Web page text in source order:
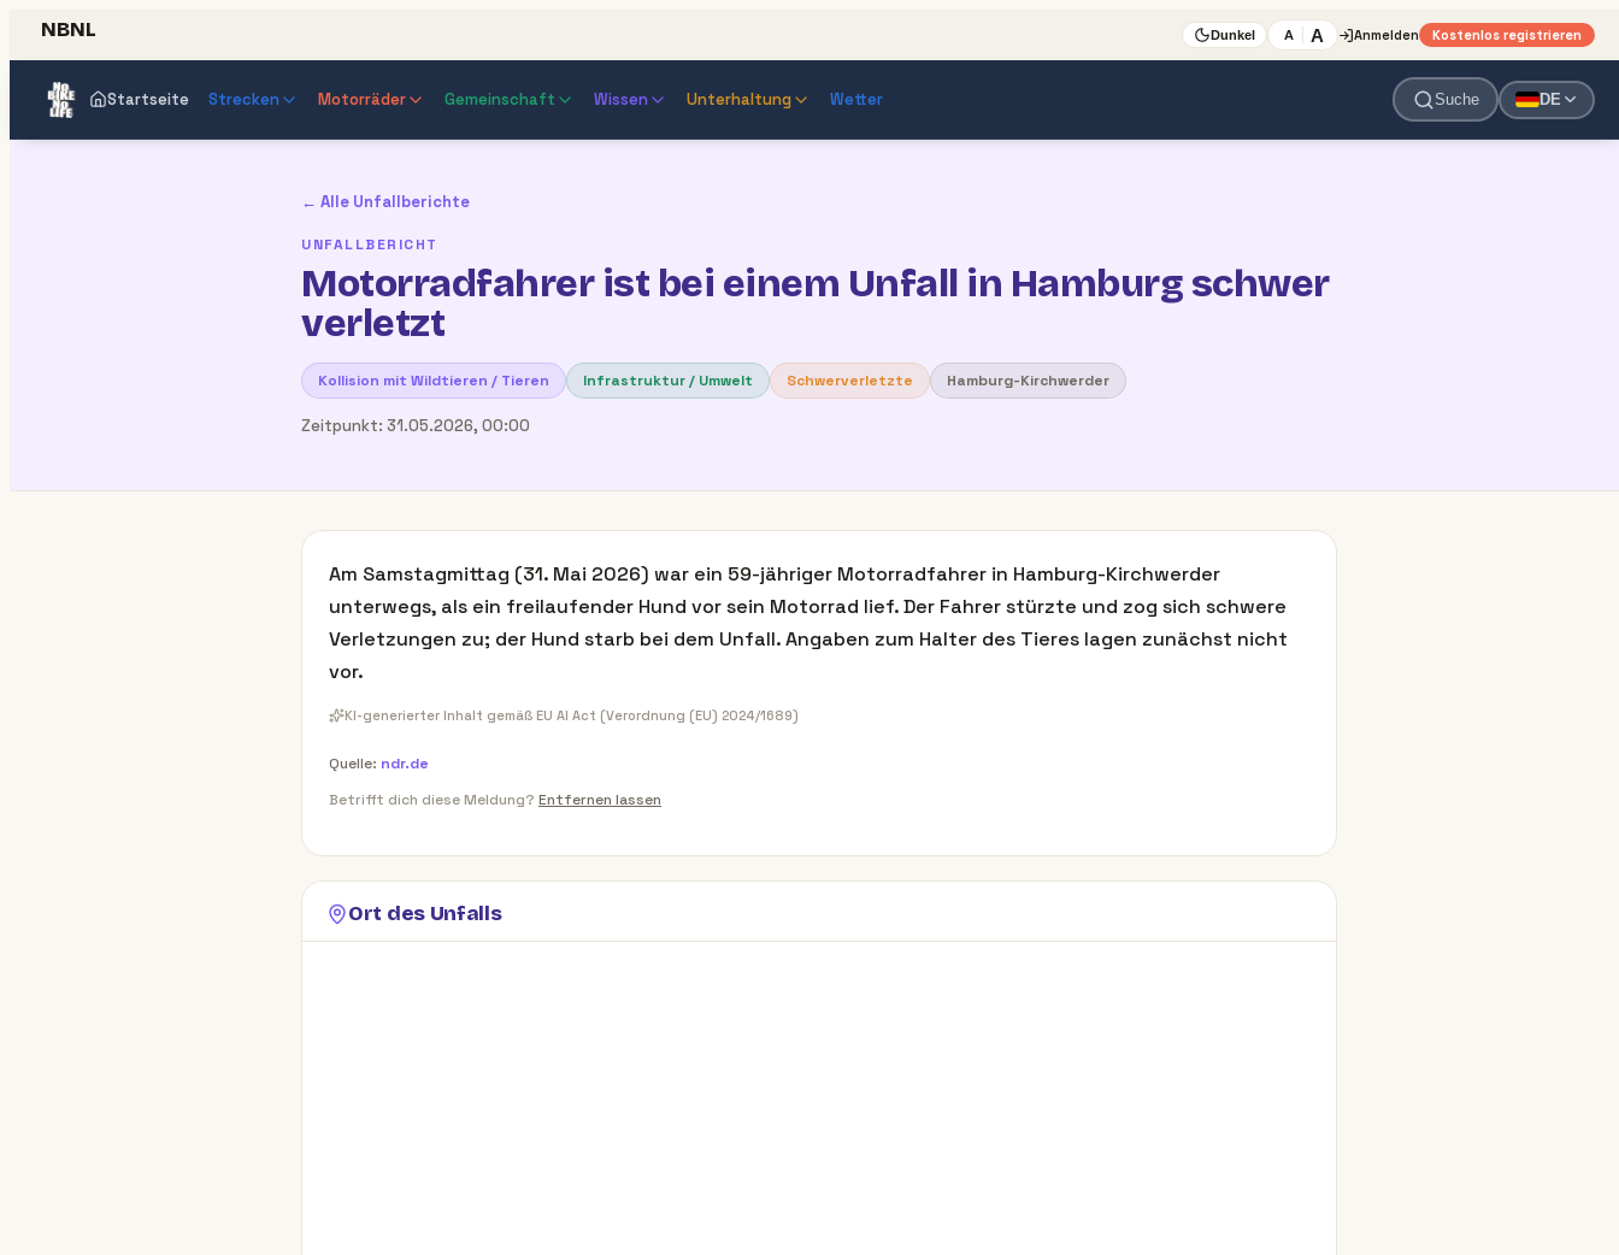
NBNL Dunkel A A Anmelden Kostenlos registrieren
Startseite Strecken Motorräder Gemeinschaft Wissen Unterhaltung Wetter Suche DE
← Alle Unfallberichte
UNFALLBERICHT
Motorradfahrer ist bei einem Unfall in Hamburg schwer
verletzt
Kollision mit Wildtieren / Tieren Infrastruktur / Umwelt Schwerverletzte Hamburg-Kirchwerder
Zeitpunkt: 31.05.2026, 00:00
Am Samstagmittag (31. Mai 2026) war ein 59-jähriger Motorradfahrer in Hamburg-Kirchwerder
unterwegs, als ein freilaufender Hund vor sein Motorrad lief. Der Fahrer stürzte und zog sich schwere
Verletzungen zu; der Hund starb bei dem Unfall. Angaben zum Halter des Tieres lagen zunächst nicht
vor.
KI-generierter Inhalt gemäß EU AI Act (Verordnung (EU) 2024/1689)
Quelle: ndr.de
Betrifft dich diese Meldung? Entfernen lassen
Ort des Unfalls